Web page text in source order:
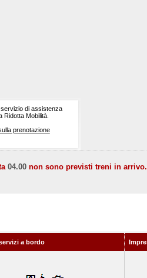
di assistenza
Ridotta Mobilità.
prenotazione
04.00 non sono previsti treni in
a bordo